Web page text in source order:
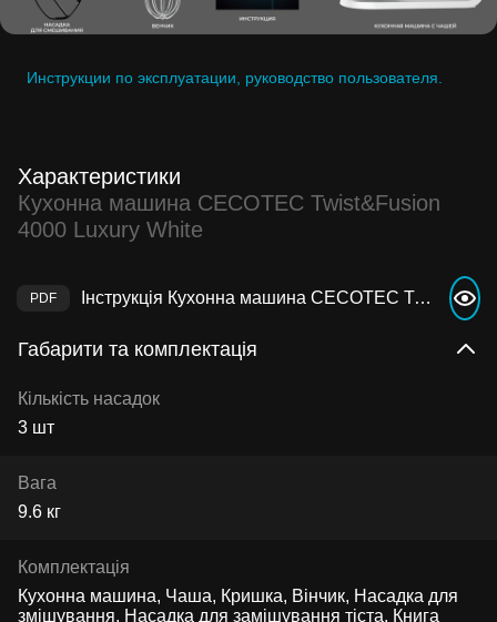
Инструкции по эксплуатации, руководство пользователя.
Характеристики
Кухонна машина CECOTEC Twist&Fusion
4000 Luxury White
Інструкція Кухонна машина CECOTEC Twist&Fusion 4000 Luxury White
Габарити та комплектація
Кількість насадок
3 шт
Вага
9.6 кг
Комплектація
Кухонна машина, Чаша, Кришка, Вінчик, Насадка для
змішування, Насадка для замішування тіста, Книга